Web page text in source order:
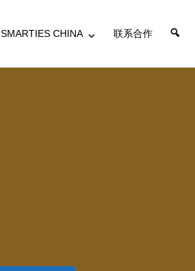
SMARTIES CHINA 联系合作